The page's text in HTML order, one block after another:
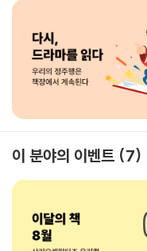
이 분야의 이벤트 7